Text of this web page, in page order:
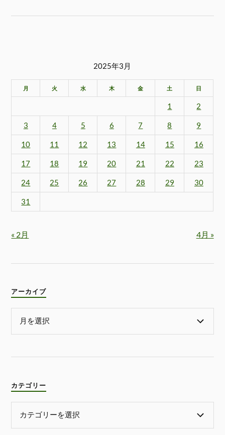
2025年3月
月 火 水 木 金 土 日
1 2
3 4 5 6 7 8 9
10 11 12 13 14 15 16
17 18 19 20 21 22 23
24 25 26 27 28 29 30
31
« 2月 4月 »
アーカイブ
カテゴリー